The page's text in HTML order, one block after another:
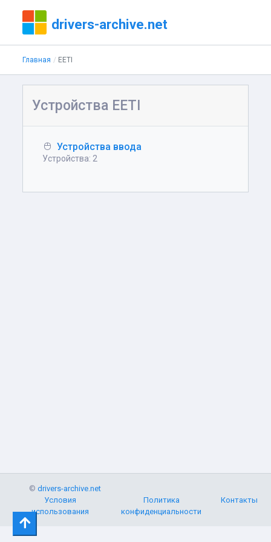
drivers-archive.net
Главная EETI
Устройства EETI
Устройства ввода
Устройства: 2
©drivers-archive.net
Условия
использования
Политика
конфиденциальности
Контакты